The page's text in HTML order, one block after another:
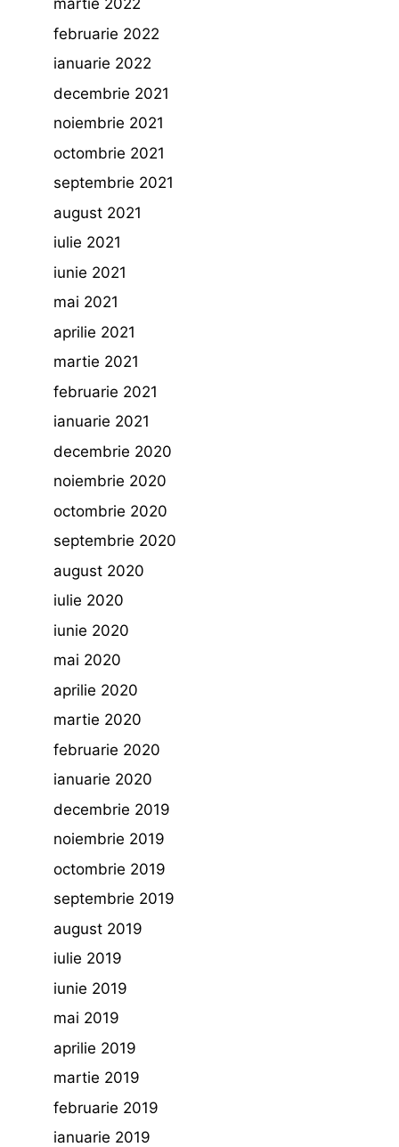
martie 2022
februarie 2022
ianuarie 2022
decembrie 2021
noiembrie 2021
octombrie 2021
septembrie 2021
august 2021
iulie 2021
iunie 2021
mai 2021
aprilie 2021
martie 2021
februarie 2021
ianuarie 2021
decembrie 2020
noiembrie 2020
octombrie 2020
septembrie 2020
august 2020
iulie 2020
iunie 2020
mai 2020
aprilie 2020
martie 2020
februarie 2020
ianuarie 2020
decembrie 2019
noiembrie 2019
octombrie 2019
septembrie 2019
august 2019
iulie 2019
iunie 2019
mai 2019
aprilie 2019
martie 2019
februarie 2019
ianuarie 2019